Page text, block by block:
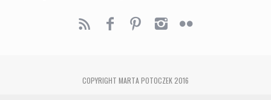
COPYRIGHT MARTA POTOCZEK 2016